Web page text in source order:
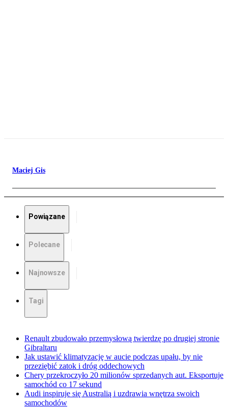
Maciej Gis
Powiązane
Polecane
Najnowsze
Tagi
Renault zbudowało przemysłową twierdzę po drugiej stronie
Gibraltaru
Jak ustawić klimatyzację w aucie podczas upału, by nie
przeziębić zatok i dróg oddechowych
Chery przekroczyło 20 milionów sprzedanych aut. Eksportuje
samochód co 17 sekund
Audi inspiruje się Australią i uzdrawia wnętrza swoich
samochodów